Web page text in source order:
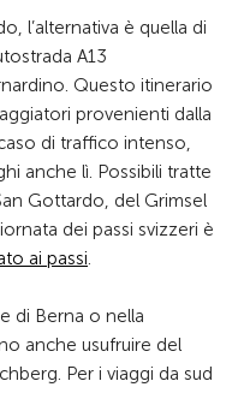
l’alternativa è quella di
A13
Questo itinerario
provenienti dalla
di traffico intenso,
anche lì. Possibili tratte
Gottardo, del Grimsel
dei passi svizzeri è
ai passi.
di Berna o nella
anche usufruire del
Per i viaggi da sud